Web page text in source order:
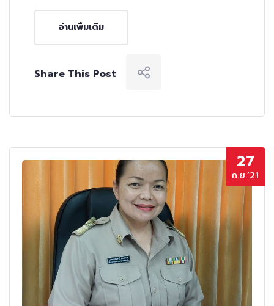
อ่านเพิ่มเติม
Share This Post
27
ก.ย.’21